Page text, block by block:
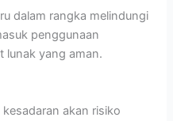
dalam rangka melindungi
penggunaan
lunak yang aman.
akan risiko